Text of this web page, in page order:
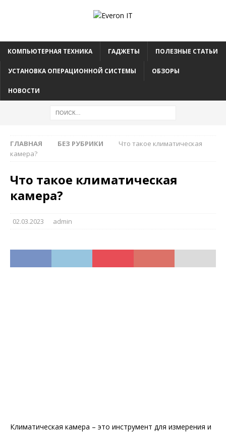
КОМПЬЮТЕРНАЯ ТЕХНИКА ГАДЖЕТЫ ПОЛЕЗНЫЕ СТАТЬИ
УСТАНОВКА ОПЕРАЦИОННОЙ СИСТЕМЫ ОБЗОРЫ
НОВОСТИ
ГЛАВНАЯ БЕЗ РУБРИКИ
Что такое климатическая
камера?
Что такое климатическая
камера?
02.03.2023 admin
Климатическая камера – это инструмент для измерения и